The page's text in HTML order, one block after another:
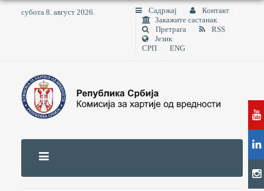
субота 8. август 2026. Садржај
Контакт
Закажите састанак
Претрага
RSS
Језик
СРП
ENG